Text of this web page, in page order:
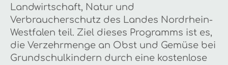
Landwirtschaft, Natur und
Verbraucherschutz des Landes Nordrhein-
Westfalen teil. Ziel dieses Programms ist es,
die Verzehrmenge an Obst und Gemüse bei
Grundschulkindern durch eine kostenlose